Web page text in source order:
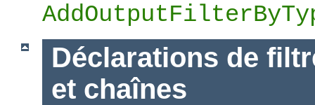
Déclarations de
et chaînes